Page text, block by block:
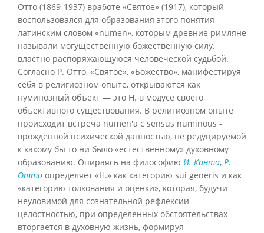
Отто (1869-1937) вработе «Святое» (1917), который
воспользовался для образования этого понятия
латинским словом «numen», которым древние римляне
называли могущественную божественную силу,
властно распоряжающуюся человеческой судьбой.
Согласно Р. Отто, «Святое», «Божество», манифестируя
себя в религиозном опыте, открываются как
нуминозный объект — это Н. в модусе своего
объективного существования. В религиозном опыте
происходит встреча numen'a с sensus numinous -
врожденной психической данностью, не редуцируемой
к какому бы то ни было «естественному» духовному
образованию. Опираясь на философию И. Канта, Р.
Отто определяет «Н.» как категорию sui generis и как
«категорию толкования и оценки», которая, будучи
неуловимой для сознательной рефлексии
целостностью, при определенных обстоятельствах
вторгается в духовную жизнь, формируя